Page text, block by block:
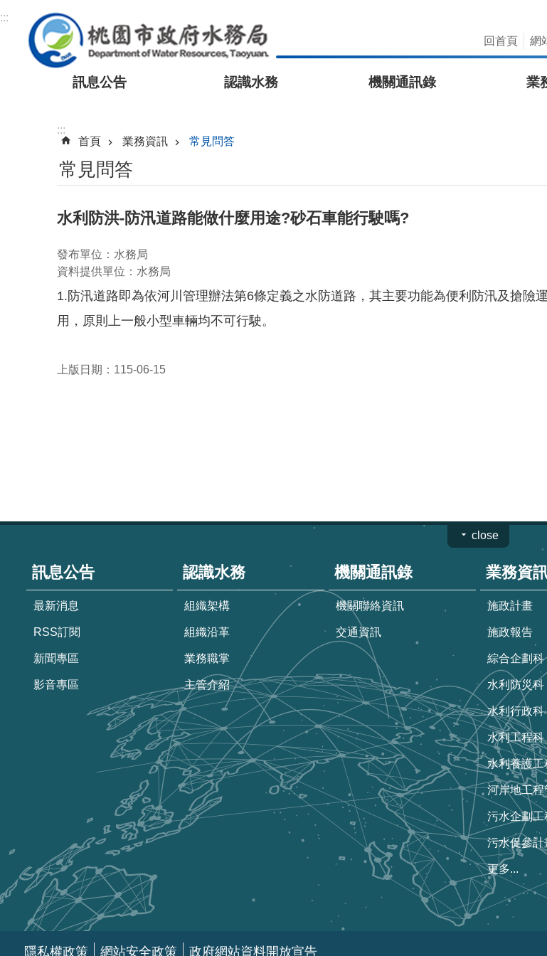
跳到主要內容區塊
:::
回首頁
網
訊息公告 認識水務 機關通訊錄 業
:::
首頁
業務資訊 常見問答
常見問答
水利防洪-防汛道路能做什麼用途?砂石車能行駛嗎?
發布單位：水務局
資料提供單位：水務局
1.防汛道路即為依河川管理辦法第6條定義之水防道路，其主要功能為便利防汛及搶險
用，原則上一般小型車輛均不可行駛。
上版日期：115-06-15
close
訊息公告
最新消息
RSS訂閱
新聞專區
影音專區
認識水務
組織架構
組織沿革
業務職掌
主管介紹
機關通訊錄
機關聯絡資訊
交通資訊
業務資
施政計畫
施政報告
綜合企劃科
水利防災科
水利行政科
水利工程科
水利養護工
河岸地工程
污水企劃工
污水促參計
更多...
隱私權政策 網站安全政策 政府網站資料開放宣告